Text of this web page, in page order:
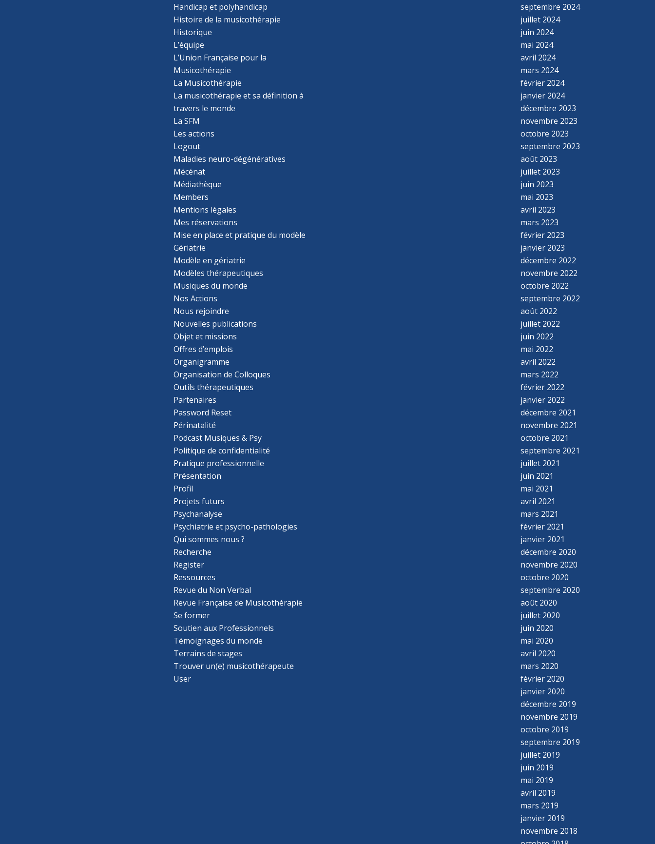
Handicap et polyhandicap
Histoire de la musicothérapie
Historique
L’équipe
L’Union Française pour la
Musicothérapie
La Musicothérapie
La musicothérapie et sa définition à
travers le monde
La SFM
Les actions
Logout
Maladies neuro-dégénératives
Mécénat
Médiathèque
Members
Mentions légales
Mes réservations
Mise en place et pratique du modèle
Gériatrie
Modèle en gériatrie
Modèles thérapeutiques
Musiques du monde
Nos Actions
Nous rejoindre
Nouvelles publications
Objet et missions
Offres d’emplois
Organigramme
Organisation de Colloques
Outils thérapeutiques
Partenaires
Password Reset
Périnatalité
Podcast Musiques & Psy
Politique de confidentialité
Pratique professionnelle
Présentation
Profil
Projets futurs
Psychanalyse
Psychiatrie et psycho-pathologies
Qui sommes nous ?
Recherche
Register
Ressources
Revue du Non Verbal
Revue Française de Musicothérapie
Se former
Soutien aux Professionnels
Témoignages du monde
Terrains de stages
Trouver un(e) musicothérapeute
User
septembre 2024
juillet 2024
juin 2024
mai 2024
avril 2024
mars 2024
février 2024
janvier 2024
décembre 2023
novembre 2023
octobre 2023
septembre 2023
août 2023
juillet 2023
juin 2023
mai 2023
avril 2023
mars 2023
février 2023
janvier 2023
décembre 2022
novembre 2022
octobre 2022
septembre 2022
août 2022
juillet 2022
juin 2022
mai 2022
avril 2022
mars 2022
février 2022
janvier 2022
décembre 2021
novembre 2021
octobre 2021
septembre 2021
juillet 2021
juin 2021
mai 2021
avril 2021
mars 2021
février 2021
janvier 2021
décembre 2020
novembre 2020
octobre 2020
septembre 2020
août 2020
juillet 2020
juin 2020
mai 2020
avril 2020
mars 2020
février 2020
janvier 2020
décembre 2019
novembre 2019
octobre 2019
septembre 2019
juillet 2019
juin 2019
mai 2019
avril 2019
mars 2019
janvier 2019
novembre 2018